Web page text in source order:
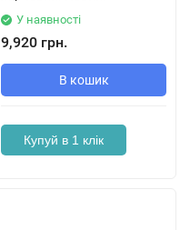
У наявності
9,920 грн.
В кошик
Купуй в 1 клік